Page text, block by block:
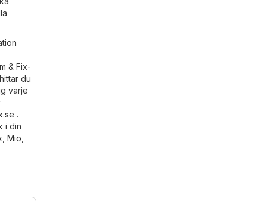
& Fix-
du
varje
.
i din
Mio